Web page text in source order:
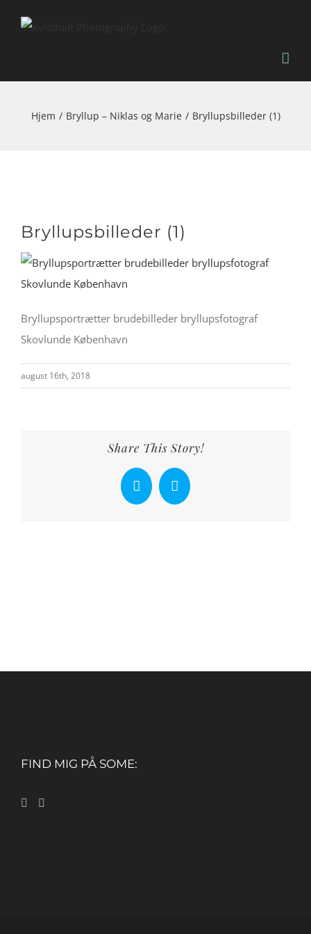
Hjem Bryllup – Niklas og Marie Bryllupsbilleder (1)
Bryllupsbilleder (1)
Bryllupsportrætter brudebilleder bryllupsfotograf
Skovlunde København
august 16th, 2018
Share This Story!
Facebook
X
FIND MIG PÅ SOME: